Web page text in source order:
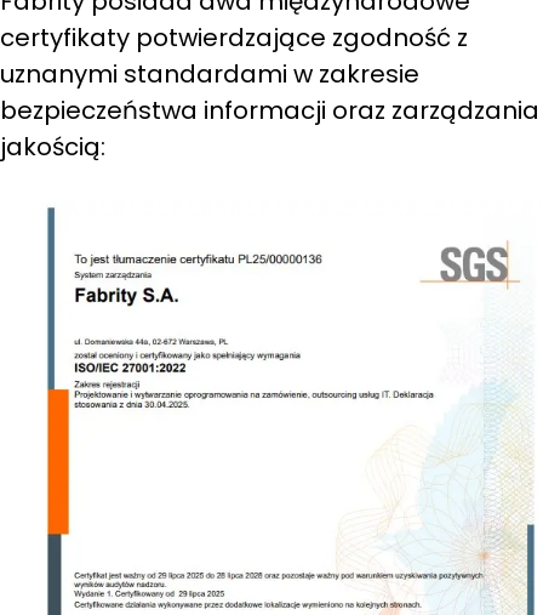
certyfikaty potwierdzające zgodność z
uznanymi standardami w zakresie
bezpieczeństwa informacji oraz zarządzania
jakością: